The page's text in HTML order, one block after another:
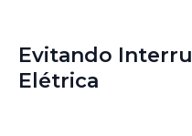
Evitando
Elétrica